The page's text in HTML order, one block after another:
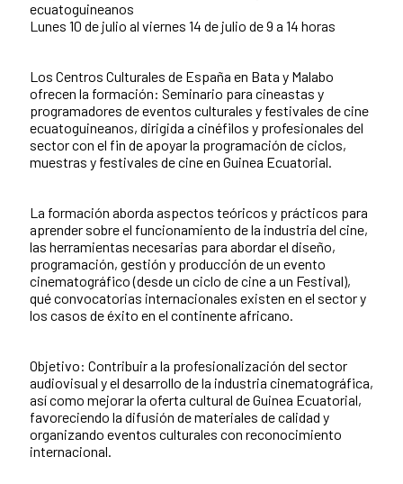
ecuatoguineanos
Lunes 10 de julio al viernes 14 de julio de 9 a 14 horas
Los Centros Culturales de España en Bata y Malabo
ofrecen la formación: Seminario para cineastas y
programadores de eventos culturales y festivales de cine
ecuatoguineanos, dirigida a cinéfilos y profesionales del
sector con el fin de apoyar la programación de ciclos,
muestras y festivales de cine en Guinea Ecuatorial.
La formación aborda aspectos teóricos y prácticos para
aprender sobre el funcionamiento de la industria del cine,
las herramientas necesarias para abordar el diseño,
programación, gestión y producción de un evento
cinematográfico (desde un ciclo de cine a un Festival),
qué convocatorias internacionales existen en el sector y
los casos de éxito en el continente africano.
Objetivo: Contribuir a la profesionalización del sector
audiovisual y el desarrollo de la industria cinematográfica,
así como mejorar la oferta cultural de Guinea Ecuatorial,
favoreciendo la difusión de materiales de calidad y
organizando eventos culturales con reconocimiento
internacional.